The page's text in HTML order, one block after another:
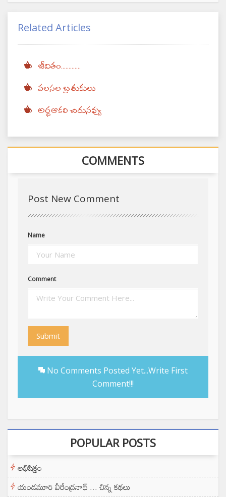
Related Articles
జీవితం.............
వలసల బ్రతుకులు
అర్ధఆకలి చిరునవ్వు
COMMENTS
Post New Comment
Name
Comment
Submit
No Comments Posted Yet...Write First
Comment!!!
POPULAR POSTS
అభిషిక్తం
యండమూరి వీరేంద్రనాథ్ ... చిన్న కథలు